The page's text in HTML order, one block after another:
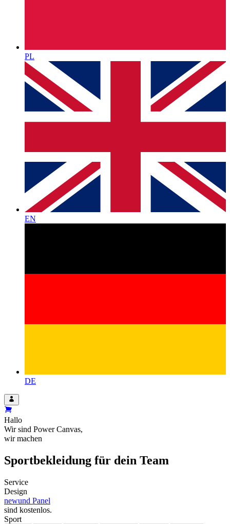
PL
EN
DE
Hallo
Wir sind Power Canvas,
wir machen
Sportbekleidung für dein Team
Service
Design
newund Panel
sind kostenlos.
Sport